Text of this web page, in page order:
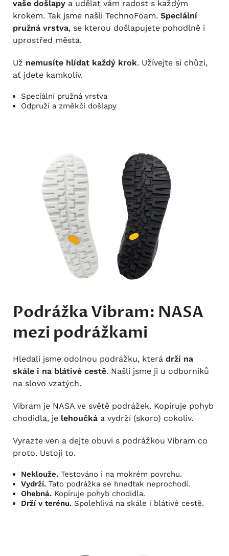
vaše došlapy a udělat vám radost s každým
krokem. Tak jsme našli TechnoFoam. Speciální
pružná vrstva, se kterou došlapujete pohodlně i
uprostřed města.
Už nemusíte hlídat každý krok. Užívejte si chůzi,
ať jdete kamkoliv.
Speciální pružná vrstva
Odpruží a změkčí došlapy
Podrážka Vibram: NASA
mezi podrážkami
Hledali jsme odolnou podrážku, která drží na
skále i na blátivé cestě. Našli jsme ji u odborníků
na slovo vzatých.
Vibram je NASA ve světě podrážek. Kopíruje pohyb
chodidla, je lehoučká a vydrží (skoro) cokoliv.
Vyrazte ven a dejte obuvi s podrážkou Vibram co
proto. Ustojí to.
Neklouže. Testováno i na mokrém povrchu.
Vydrží. Tato podrážka se hnedtak neprochodí.
Ohebná. Kopíruje pohyb chodidla.
Drží v terénu. Spolehlivá na skále i blátivé cestě.